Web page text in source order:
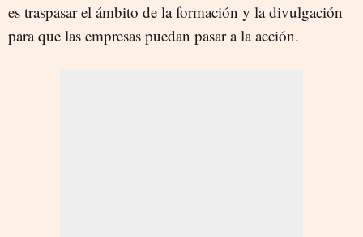
es traspasar el ámbito de la formación y la divulgación
para que las empresas puedan pasar a la acción.